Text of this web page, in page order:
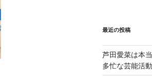
最近の投稿
芦田愛菜は本
多忙な芸能活